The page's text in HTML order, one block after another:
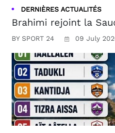
DERNIÈRES ACTUALITÉS
Brahimi rejoint la
BY SPORT 24 09 July